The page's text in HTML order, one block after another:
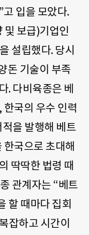
입을 모았다.
및 보급)기업인
설립했다. 당시
돈 기술이 부족
. 다비육종은 베
국의 우수 인력
을 발행해 베트
국으로 초대해
딱딱한 법령 때
관계자는 “베트
할 때마다 집회
잡하고 시간이